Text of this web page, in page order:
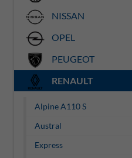
NISSAN
OPEL
PEUGEOT
RENAULT
Alpine A110 S
Austral
Express